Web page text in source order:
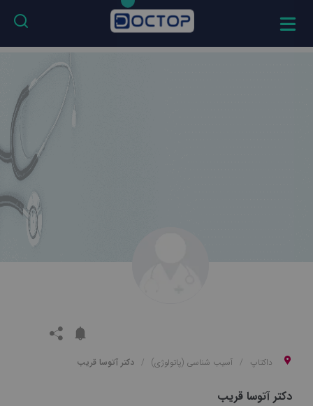
داکتاپ آسیب شناسی (پاتولوژی) دکتر آتوسا قریب
دکتر آتوسا قریب